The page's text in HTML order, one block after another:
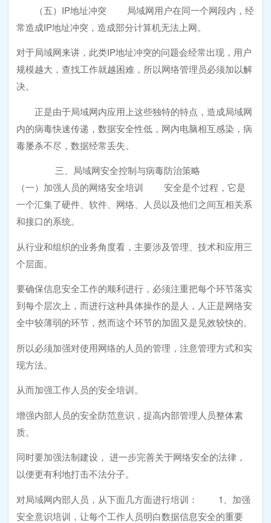
（五）IP地址冲突 局域网用户在同一个网段内，经
常造成IP地址冲突，造成部分计算机无法上网。
对于局域网来讲，此类IP地址冲突的问题会经常出现，用户
规模越大，查找工作就越困难，所以网络管理员必须加以解
决。
正是由于局域网内应用上这些独特的特点，造成局域网
内的病毒快速传递，数据安全性低，网内电脑相互感染，病
毒屡杀不尽，数据经常丢失。
三、局域网安全控制与病毒防治策略
（一）加强人员的网络安全培训 安全是个过程，它是
一个汇集了硬件、软件、网络、人员以及他们之间互相关系
和接口的系统。
从行业和组织的业务角度看，主要涉及管理、技术和应用三
个层面。
要确保信息安全工作的顺利进行，必须注重把每个环节落实
到每个层次上，而进行这种具体操作的是人，人正是网络安
全中较薄弱的环节，然而这个环节的加固又是见效较快的。
所以必须加强对使用网络的人员的管理，注意管理方式和实
现方法。
从而加强工作人员的安全培训。
增强内部人员的安全防范意识，提高内部管理人员整体素
质。
同时要加强法制建设， 进一步完善关于网络安全的法律，
以便更有利地打击不法分子。
对局域网内部人员，从下面几方面进行培训： 1、加强
安全意识培训，让每个工作人员明白数据信息安全的重要